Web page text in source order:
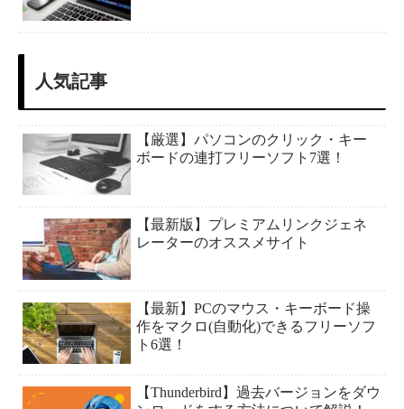
人気記事
【厳選】パソコンのクリック・キー
ボードの連打フリーソフト7選！
【最新版】プレミアムリンクジェネ
レーターのオススメサイト
【最新】PCのマウス・キーボード操
作をマクロ(自動化)できるフリーソフ
ト6選！
【Thunderbird】過去バージョンをダウ